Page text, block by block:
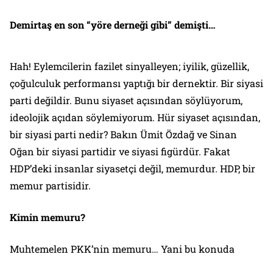
Demirtaş en son “yöre derneği gibi” demişti…
Hah! Eylemcilerin fazilet sinyalleyen; iyilik, güzellik,
çoğulculuk performansı yaptığı bir dernektir. Bir siyasi
parti değildir. Bunu siyaset açısından söylüyorum,
ideolojik açıdan söylemiyorum. Hür siyaset açısından,
bir siyasi parti nedir? Bakın Ümit Özdağ ve Sinan
Oğan bir siyasi partidir ve siyasi figürdür. Fakat
HDP’deki insanlar siyasetçi değil, memurdur. HDP, bir
memur partisidir.
Kimin memuru?
Muhtemelen PKK’nin memuru… Yani bu konuda